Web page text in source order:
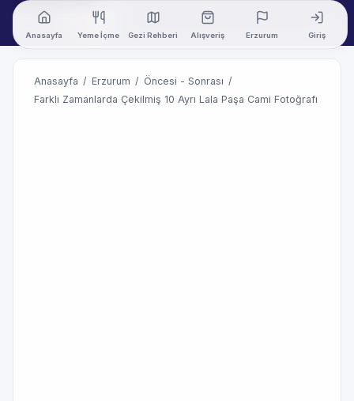
Anasayfa Yeme İçme Gezi Rehberi Alışveriş Erzurum Giriş
Anasayfa / Erzurum / Öncesi - Sonrası /
Farklı Zamanlarda Çekilmiş 10 Ayrı Lala Paşa Cami Fotoğrafı